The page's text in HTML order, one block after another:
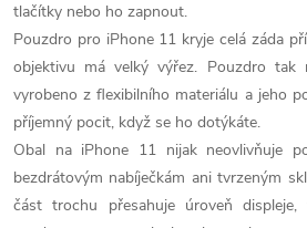
tlačítky nebo ho zapnout.
Pouzdro pro iPhone 11 kryje celá záda
objektivu má velký výřez. Pouzdro tak
vyrobeno z flexibilního materiálu a jeho
příjemný pocit, když se ho dotýkáte.
Obal na iPhone 11 nijak neovlivňuje
bezdrátovým nabíječkám ani tvrzeným
část trochu přesahuje úroveň